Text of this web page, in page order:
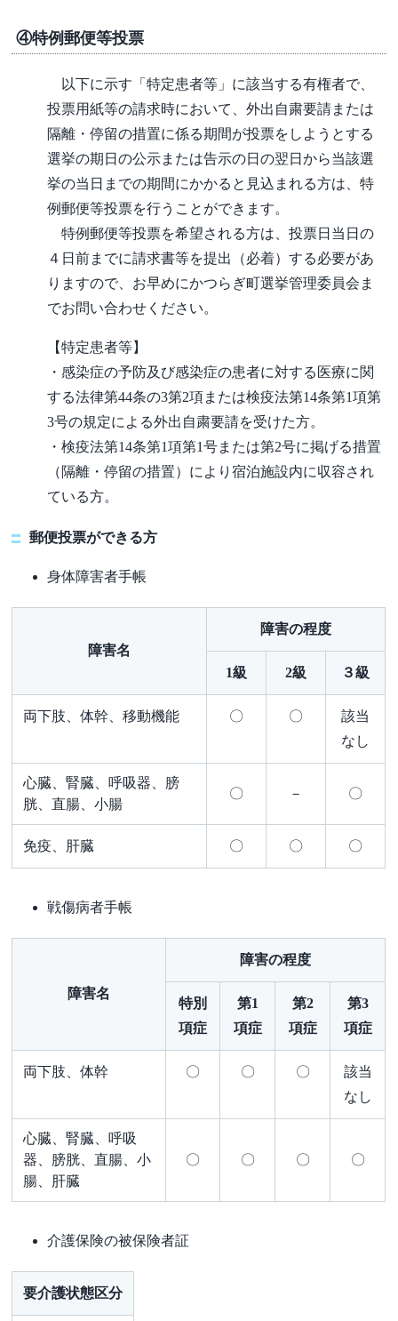
④特例郵便等投票
以下に示す「特定患者等」に該当する有権者で、
投票用紙等の請求時において、外出自粛要請または
隔離・停留の措置に係る期間が投票をしようとする
選挙の期日の公示または告示の日の翌日から当該選
挙の当日までの期間にかかると見込まれる方は、特
例郵便等投票を行うことができます。
特例郵便等投票を希望される方は、投票日当日の
４日前までに請求書等を提出（必着）する必要があ
りますので、お早めにかつらぎ町選挙管理委員会ま
でお問い合わせください。
【特定患者等】
・感染症の予防及び感染症の患者に対する医療に関
する法律第44条の3第2項または検疫法第14条第1項第
3号の規定による外出自粛要請を受けた方。
・検疫法第14条第1項第1号または第2号に掲げる措置
（隔離・停留の措置）により宿泊施設内に収容され
ている方。
郵便投票ができる方
身体障害者手帳
障害名
障害の程度
1級 2級 ３級
両下肢、体幹、移動機能 〇 〇
該当
なし
心臓、腎臓、呼吸器、膀
胱、直腸、小腸
〇 － 〇
免疫、肝臓 〇 〇 〇
戦傷病者手帳
障害名
障害の程度
特別
項症
第1
項症
第2
項症
第3
項症
両下肢、体幹 〇 〇 〇
該当
なし
心臓、腎臓、呼吸
器、膀胱、直腸、小
腸、肝臓
〇 〇 〇 〇
介護保険の被保険者証
要介護状態区分